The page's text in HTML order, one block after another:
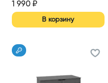
1 990 ₽
В корзину